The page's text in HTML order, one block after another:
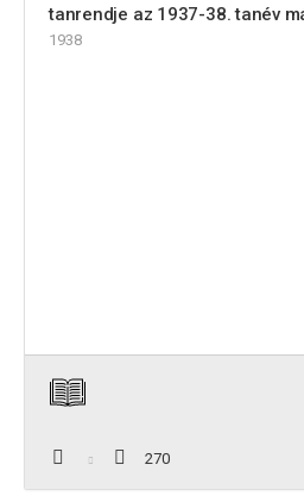
tanrendje az 1937-38. tanév
1938
270